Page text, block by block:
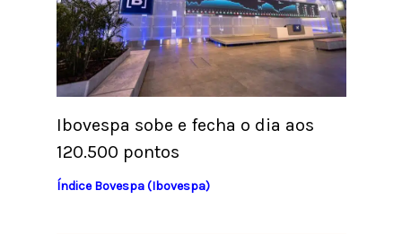
Ibovespa sobe e fecha o dia aos
120.500 pontos
Índice Bovespa (Ibovespa)